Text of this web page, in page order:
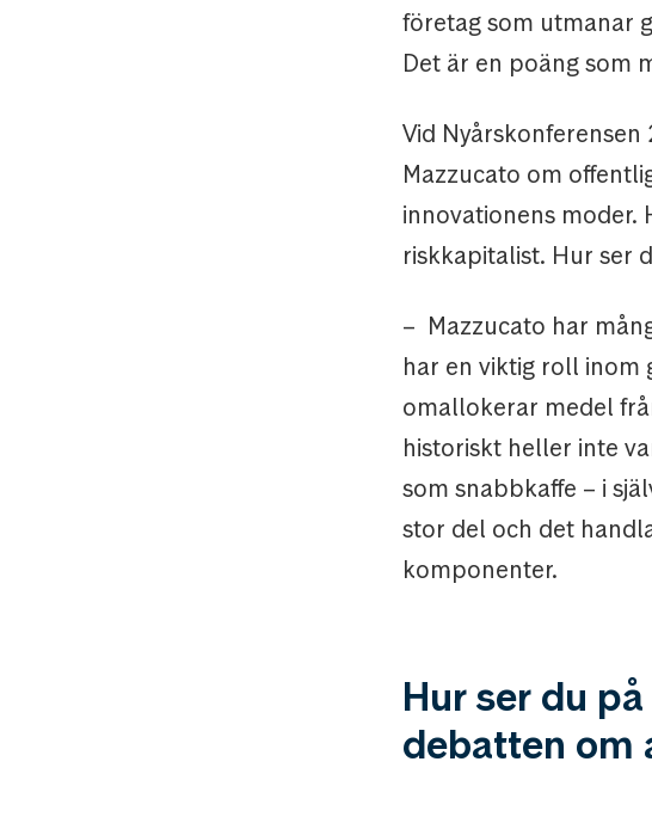
företag som utmanar
Det är en poäng som
Vid
Mazzucato om
innovationens moder.
riskkapitalist. Hur ser
– Mazzucato har
har en viktig roll inom
omallokerar medel
historiskt heller inte
som snabbkaffe – i
stor del och det
komponenter.
Hur ser du
debatten om